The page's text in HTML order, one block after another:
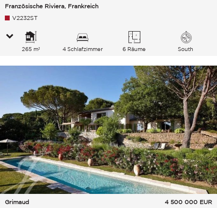
Französische Riviera, Frankreich
V2232ST
265 m² 4 Schlafzimmer 6 Räume South
Grimaud
4 500 000 EUR